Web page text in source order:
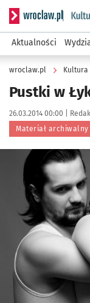
Serwis
Aktualności
wroclaw.pl Kultura
Pustki w
Data publikacji:
26.03.2014 00:00 | Autor:
Materiał archiwalny
Kliknij, aby